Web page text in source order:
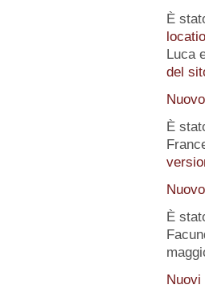
È
Luca
del
È
È
Nuovi